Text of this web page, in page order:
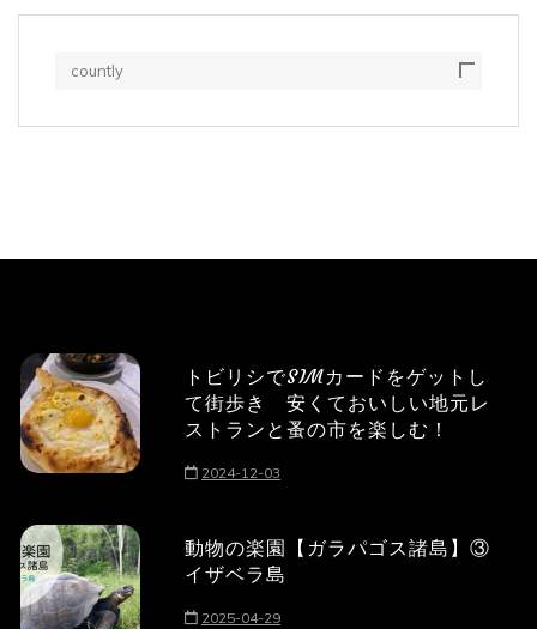
countly
トビリシでSIMカードをゲットし
て街歩き 安くておいしい地元レ
ストランと蚤の市を楽しむ！
2024-12-03
動物の楽園【ガラパゴス諸島】③
イザベラ島
2025-04-29